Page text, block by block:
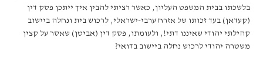
בלשכתו בבית המשפט העליון, כאשר רציתי להבין איך ייתכן פסק דין
(קעדאן) בעד זכותו של אזרח ערבי-ישראלי, לרכוש בית ונחלה ביישוב
קהילתי יהודי שאיננו דתי!, ולעומתו, פסק דין (אביטן) שאסר על קצין
משטרה יהודי לרכוש נחלה ביישוב בדואי?